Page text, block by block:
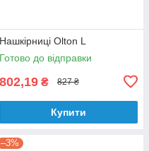
Нашкірниці Olton L
Готово до відправки
802,19 ₴ 827 ₴
Купити
–3%